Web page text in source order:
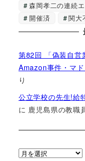
森岡孝二の連続
開催済
関大
第82回 「偽装自営
Amazon事件・マ
り
公立学校の先生!給
に 鹿児島県の教職
ア